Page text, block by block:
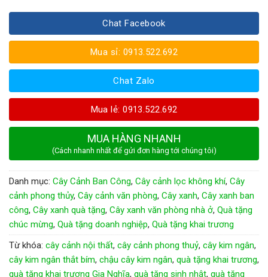
Chat Facebook
Mua sỉ: 0913.522.692
Chat Zalo
Mua lẻ: 0913.522.692
MUA HÀNG NHANH
(Cách nhanh nhất để gửi đơn hàng tới chúng tôi)
Danh mục: Cây Cảnh Ban Công, Cây cảnh lọc không khí, Cây
cảnh phong thủy, Cây cảnh văn phòng, Cây xanh, Cây xanh ban
công, Cây xanh quà tặng, Cây xanh văn phòng nhà ở, Quà tặng
chúc mừng, Quà tặng doanh nghiệp, Quà tặng khai trương
Từ khóa: cây cảnh nội thất, cây cảnh phong thuỷ, cây kim ngân,
cây kim ngân thắt bím, chậu cây kim ngân, quà tặng khai trương,
quà tặng khai trương Gia Nghĩa, quà tặng sinh nhật, quà tặng